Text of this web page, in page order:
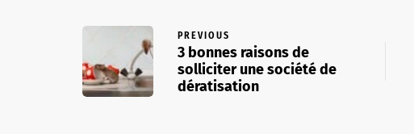
PREVIOUS
3 bonnes raisons de
solliciter une société de
dératisation